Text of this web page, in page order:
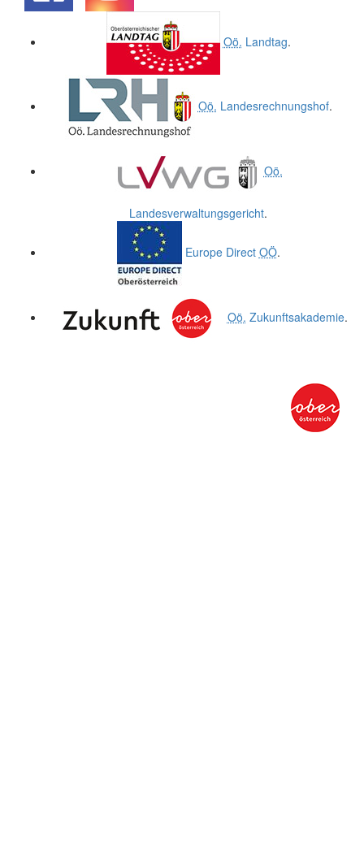
Oö. Landtag.
Oö. Landesrechnungshof.
Oö.
Landesverwaltungsgericht.
Europe Direct OÖ.
Oö. Zukunftsakademie.